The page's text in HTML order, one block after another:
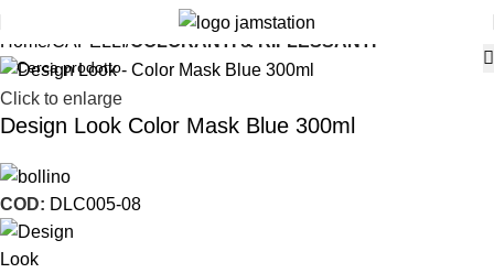
Home CAPELLI COLORANTI & RIFLESSANTI
Click to enlarge
Design Look Color Mask Blue 300ml
COD: DLC005-08